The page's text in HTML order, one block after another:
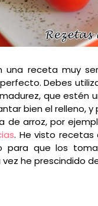
una receta muy
Debes
que estén
bien el relleno, y
de arroz, por
. He visto recetas
para que los
he prescindido